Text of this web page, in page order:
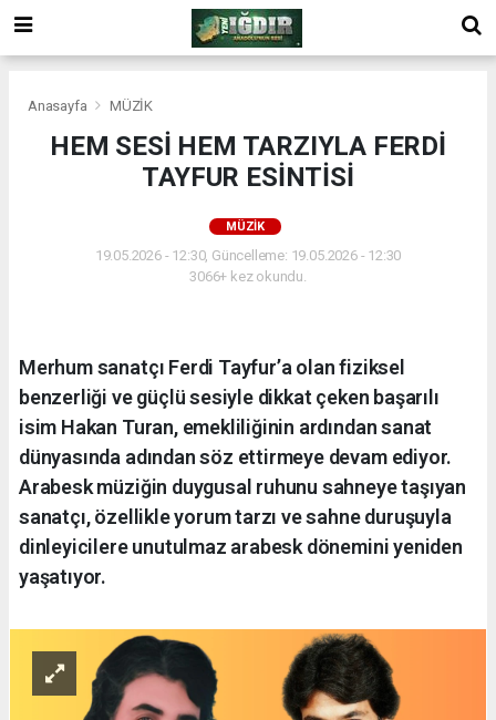
Anasayfa MÜZİK
HEM SESİ HEM TARZIYLA FERDİ
TAYFUR ESİNTİSİ
MÜZİK
19.05.2026 - 12:30, Güncelleme: 19.05.2026 - 12:30
3066+ kez okundu.
Merhum sanatçı Ferdi Tayfur’a olan fiziksel
benzerliği ve güçlü sesiyle dikkat çeken başarılı
isim Hakan Turan, emekliliğinin ardından sanat
dünyasında adından söz ettirmeye devam ediyor.
Arabesk müziğin duygusal ruhunu sahneye taşıyan
sanatçı, özellikle yorum tarzı ve sahne duruşuyla
dinleyicilere unutulmaz arabesk dönemini yeniden
yaşatıyor.